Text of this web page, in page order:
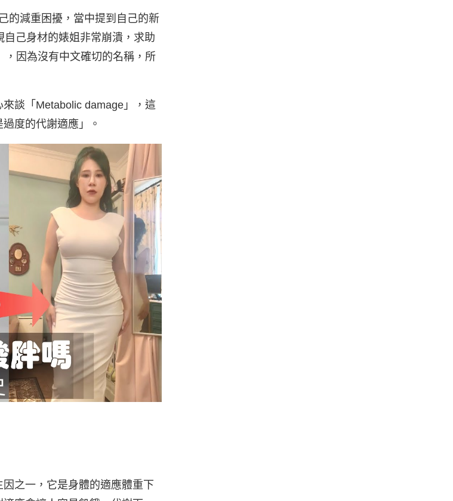
的減重困擾，當中提到自己的新
己身材的婊姐非常崩潰，求助
因為沒有中文確切的名稱，所
談「Metabolic damage」，這
度的代謝適應」。
之一，它是身體的適應體重下